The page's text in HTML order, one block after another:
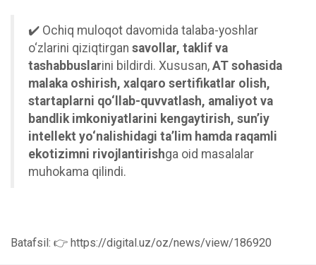
✔️ Ochiq muloqot davomida talaba-yoshlar
o‘zlarini qiziqtirgan savollar, taklif va
tashabbuslarini bildirdi. Xususan, AT sohasida
malaka oshirish, xalqaro sertifikatlar olish,
startaplarni qo‘llab-quvvatlash, amaliyot va
bandlik imkoniyatlarini kengaytirish, sun’iy
intellekt yo‘nalishidagi ta’lim hamda raqamli
ekotizimni rivojlantirishga oid masalalar
muhokama qilindi.
Batafsil: 👉 https://digital.uz/oz/news/view/186920